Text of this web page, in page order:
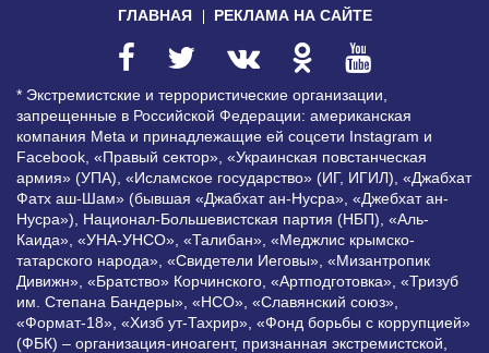
ГЛАВНАЯ РЕКЛАМА НА САЙТЕ
* Экстремистские и террористические организации,
запрещенные в Российской Федерации: американская
компания Meta и принадлежащие ей соцсети Instagram и
Facebook, «Правый сектор», «Украинская повстанческая
армия» (УПА), «Исламское государство» (ИГ, ИГИЛ), «Джабхат
Фатх аш-Шам» (бывшая «Джабхат ан-Нусра», «Джебхат ан-
Нусра»), Национал-Большевистская партия (НБП), «Аль-
Каида», «УНА-УНСО», «Талибан», «Меджлис крымско-
татарского народа», «Свидетели Иеговы», «Мизантропик
Дивижн», «Братство» Корчинского, «Артподготовка», «Тризуб
им. Степана Бандеры», «НСО», «Славянский союз»,
«Формат-18», «Хизб ут-Тахрир», «Фонд борьбы с коррупцией»
(ФБК) – организация-иноагент, признанная экстремистской,